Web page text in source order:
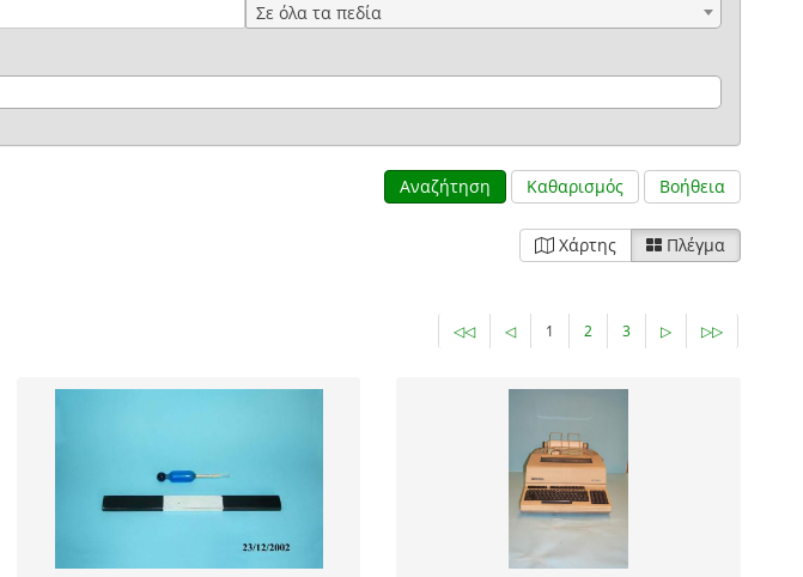
Σε όλα τα πεδία
Αναζήτηση Καθαρισμός Βοήθεια
Χάρτης Πλέγμα
◁◁ ◁ 1 2 3 ▷ ▷▷